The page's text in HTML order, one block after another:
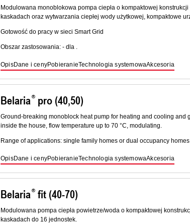
Modulowana monoblokowa pompa ciepła o kompaktowej
kaskadach oraz wytwarzania ciepłej wody użytkowej, kompaktowe
Gotowość do pracy w sieci Smart Grid
Obszar zastosowania: - dla .
OpisDane i cenyPobieranieTechnologia systemowaAkcesoria
Belaria pro (40,50)
Ground-breaking monoblock heat pump for heating and cooling
inside the house, flow temperature up to 70 °C, modulating.
Range of applications: single family homes or dual occupancy
OpisDane i cenyPobieranieTechnologia systemowaAkcesoria
Belaria fit (40-70)
Modulowana pompa ciepła powietrze/woda o kompaktowej
kaskadach do 16 jednostek.